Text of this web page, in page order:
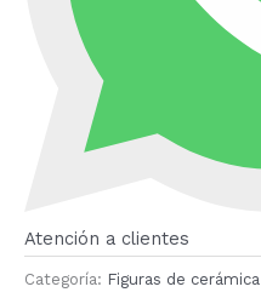
Atención a clientes
Categoría: Figuras de cerámica